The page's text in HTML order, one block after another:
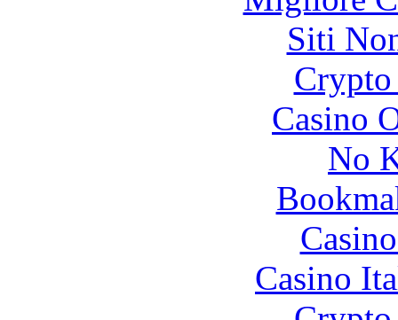
Siti
Casino
No
Casino